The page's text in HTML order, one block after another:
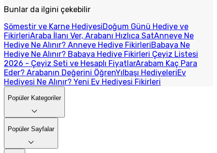
Bunlar da ilgini çekebilir
Sömestir ve Karne HediyesiDoğum Günü Hediye ve
FikirleriAraba İlanı Ver, Arabanı Hızlıca SatAnneye Ne
Hediye Ne Alınır? Anneye Hediye FikirleriBabaya Ne
Hediye Ne Alınır? Babaya Hediye Fikirleri Çeyiz Listesi
2026 - Çeyiz Seti ve Hesaplı FiyatlarArabam Kaç Para
Eder? Arabanın Değerini ÖğrenYılbaşı HediyeleriEv
Hediyesi Ne Alınır? Yeni Ev Hediyesi Fikirleri
Popüler Kategoriler
Popüler Sayfalar